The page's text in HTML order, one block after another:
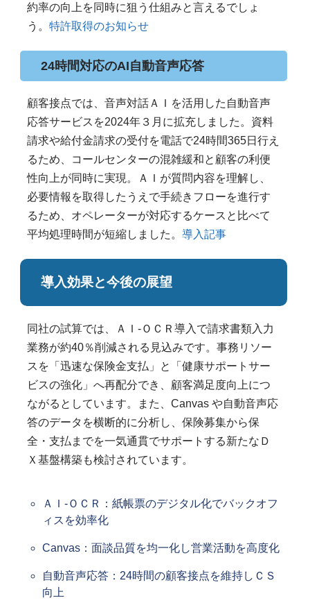
約率の向上を同時に狙う仕組みと言えるでしょ
う。 特許取得のお知らせ
24時間対応のAI自動音声応答
顧客接点では、音声対話ＡＩを活用した自動音声
応答サービスを2024年３月に拡充しました。資料
請求や給付金請求の受付を電話で24時間365日行え
るため、コールセンターの混雑緩和と顧客の利便
性向上が同時に実現。ＡＩが質問内容を理解し、
必要情報を取得したうえで手続きフローを進行す
るため、オペレーターが対応するケースと比べて
平均処理時間が短縮しました。 導入記事
導入効果と今後の展望
同社の試算では、ＡＩ-ＯＣＲ導入で請求書類入力
業務が約40％削減される見込みです。事務リソー
スを「迅速な保険金支払」と「健康サポートサー
ビスの強化」へ再配分でき、顧客満足度向上につ
ながるとしています。また、Canvas や自動音声応
答のデータを横断的に分析し、保険募集から保
全・支払までを一気通貫でサポートする新たなＤ
Ｘ基盤構築も検討されています。
ＡＩ-ＯＣＲ：紙帳票のデジタル化でバックオフ
ィスを効率化
Canvas：面談品質を均一化し営業活動を高度化
自動音声応答：24時間の顧客接点を維持しＣＳ
向上